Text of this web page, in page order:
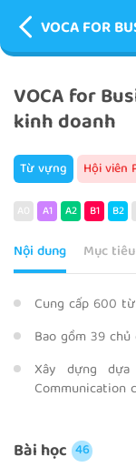
VOCA FOR
VOCA for
kinh doanh
Từ vựng Hội viên
A0 A1 A2 B1 B2
Nội dung Mục tiêu
Cung cấp 600
Bao gồm 39
Xây dựng
Communication
Bài học 46